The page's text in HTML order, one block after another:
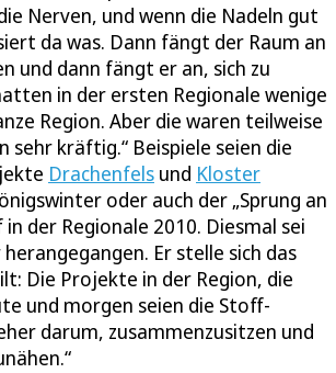
Nerven, und wenn die Nadeln gut
da was. Dann fängt der Raum an
und dann fängt er an, sich zu
in der ersten Regionale wenige
Region. Aber die waren teilweise
sehr kräftig.“ Beispiele seien die
Drachenfels und Kloster
oder auch der „Sprung an
in der Regionale 2010. Diesmal sei
Er stelle sich das
Die Projekte in der Region, die
und morgen seien die Stoff-
darum, zusammenzusitzen und